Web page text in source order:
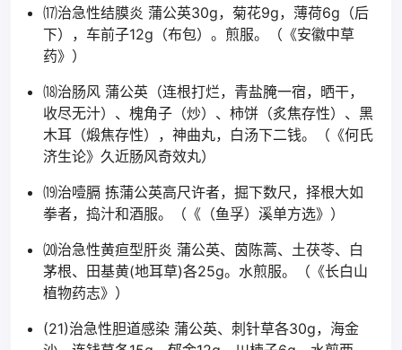
⒄治急性结膜炎 蒲公英30g，菊花9g，薄荷6g（后
下），车前子12g（布包）。煎服。（《安徽中草
药》）
⒅治肠风 蒲公英（连根打烂，青盐腌一宿，晒干，
收尽无汁）、槐角子（炒）、柿饼（炙焦存性）、黑
木耳（煅焦存性），神曲丸，白汤下二钱。（《何氏
济生论》久近肠风奇效丸）
⒆治噎膈 拣蒲公英高尺许者，掘下数尺，择根大如
拳者，捣汁和酒服。（《（鱼孚）溪单方选》）
⒇治急性黄疸型肝炎 蒲公英、茵陈蒿、土茯苓、白
茅根、田基黄(地耳草)各25g。水煎服。（《长白山
植物药志》）
(21)治急性胆道感染 蒲公英、刺针草各30g，海金